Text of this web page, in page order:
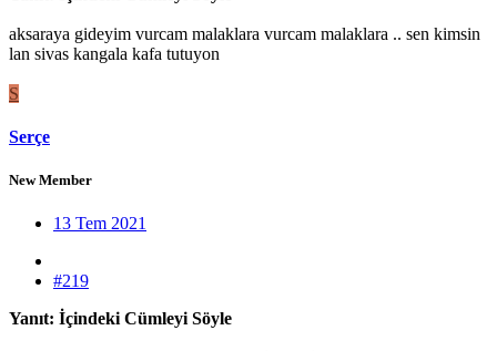
aksaraya gideyim vurcam malaklara vurcam malaklara .. sen kimsin
lan sivas kangala kafa tutuyon
S
Serçe
New Member
13 Tem 2021
#219
Yanıt: İçindeki Cümleyi Söyle